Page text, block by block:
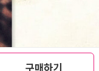
구매하기
에게 그동안 제대로
보자. 쑥스럽고 민망
. 무슨 일이 있냐며 걱
건넨다면 상대방도